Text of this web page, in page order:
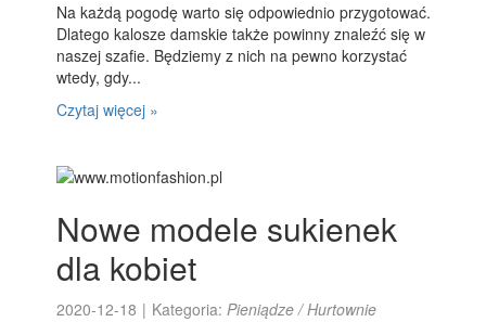
Na każdą pogodę warto się odpowiednio przygotować.
Dlatego kalosze damskie także powinny znaleźć się w
naszej szafie. Będziemy z nich na pewno korzystać
wtedy, gdy...
Czytaj więcej »
Nowe modele sukienek
dla kobiet
2020-12-18 | Kategoria:Pieniądze / Hurtownie